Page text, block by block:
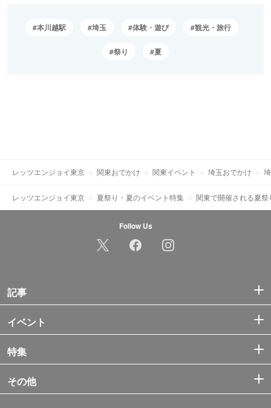
本川越駅 埼玉 体験・遊び 観光・旅行
祭り 夏
レッツエンジョイ東京 関東おでかけ 関東イベント 埼玉おでかけ
レッツエンジョイ東京 夏祭り・夏のイベント特集 関東で開催される夏
Follow Us
記事
イベント
特集
その他